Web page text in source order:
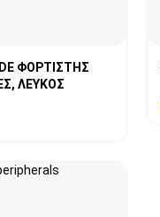
ΦΟΡΤΙΣΤΗΣ
ΛΕΥΚΟΣ